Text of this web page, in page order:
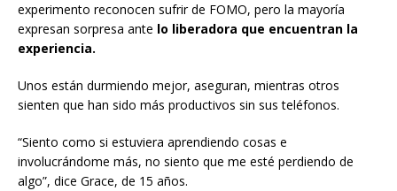
experimento reconocen sufrir de FOMO, pero la mayoría
expresan sorpresa ante lo liberadora que encuentran la
experiencia.
Unos están durmiendo mejor, aseguran, mientras otros
sienten que han sido más productivos sin sus teléfonos.
“Siento como si estuviera aprendiendo cosas e
involucrándome más, no siento que me esté perdiendo de
algo”, dice Grace, de 15 años.